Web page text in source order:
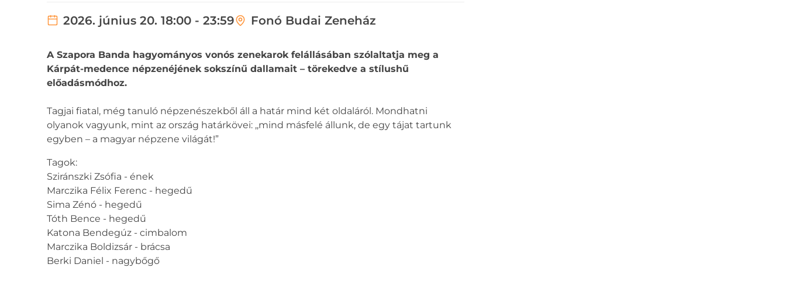
2026. június 20. 18:00 - 23:59 Fonó Budai Zeneház
A Szapora Banda hagyományos vonós zenekarok felállásában szólaltatja meg a
Kárpát-medence népzenéjének sokszínű dallamait – törekedve a stílushű
előadásmódhoz.
Tagjai fiatal, még tanuló népzenészekből áll a határ mind két oldaláról. Mondhatni
olyanok vagyunk, mint az ország határkövei: ,,mind másfelé állunk, de egy tájat tartunk
egyben – a magyar népzene világát!”
Tagok:
Sziránszki Zsófia - ének
Marczika Félix Ferenc - hegedű
Sima Zénó - hegedű
Tóth Bence - hegedű
Katona Bendegúz - cimbalom
Marczika Boldizsár - brácsa
Berki Daniel - nagybőgő